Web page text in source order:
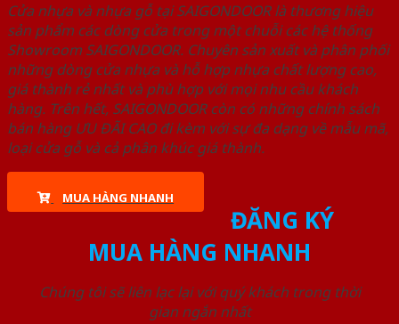
Cửa nhựa và nhựa gỗ tại SAIGONDOOR là thương hiệu
sản phẩm các dòng cửa trong một chuỗi các hệ thống
Showroom SAIGONDOOR. Chuyên sản xuất và phân phối
những dòng cửa nhựa và hỗ hợp nhựa chất lượng cao,
giá thành rẻ nhất và phù hợp với mọi nhu cầu khách
hàng. Trên hết, SAIGONDOOR còn có những chính sách
bán hàng ƯU ĐÃI CAO đi kèm với sự đa dạng về mẫu mã,
loại cửa gỗ và cả phân khúc giá thành.
MUA HÀNG NHANH
ĐĂNG KÝ
MUA HÀNG NHANH
Chúng tôi sẽ liên lạc lại với quý khách trong thời
gian ngắn nhất